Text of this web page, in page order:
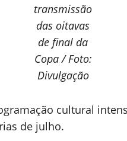
transmissão
das oitavas
de final da
Copa / Foto:
Divulgação
cultural
de julho.